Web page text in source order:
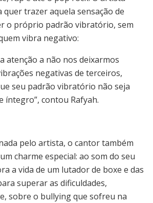
quer trazer aquela sensação de
o próprio padrão vibratório, sem
vibra negativo:
atenção a não nos deixarmos
negativas de terceiros,
seu padrão vibratório não seja
íntegro”, contou Rafyah.
pelo artista, o cantor também
charme especial: ao som do seu
a vida de um lutador de boxe e das
superar as dificuldades,
sobre o bullying que sofreu na